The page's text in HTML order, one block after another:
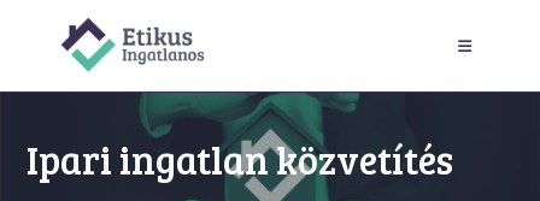
Ipari ingatlan közvetítés